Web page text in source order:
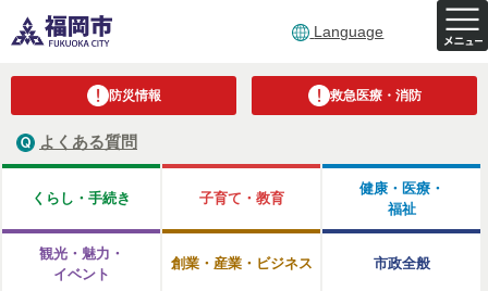
Language
防災情報 救急医療・消防
よくある質問
くらし・手続き 子育て・教育
健康・医療・
福祉
観光・魅力・
イベント
創業・産業・ビジネス 市政全般